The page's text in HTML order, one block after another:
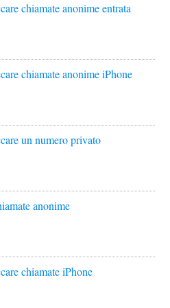
chiamate anonime entrata
chiamate anonime iPhone
un numero privato
anonime
chiamate iPhone